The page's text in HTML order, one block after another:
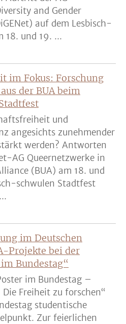
and Gender
auf dem Lesbisch-
18. und 19. ...
im Fokus: Forschung
der BUA beim
und
angesichts zunehmender
werden? Antworten
AG Queernetzwerke in
(BUA) am 18. und
schwulen Stadtfest
im Deutschen
Projekte bei der
Bundestag“
im Bundestag –
Freiheit zu forschen“
studentische
Zur feierlichen